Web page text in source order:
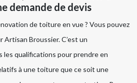
demande de devis
de toiture en vue ? Vous pouvez
Artisan Broussier. C’est un
qualifications pour prendre en
à une toiture que ce soit une